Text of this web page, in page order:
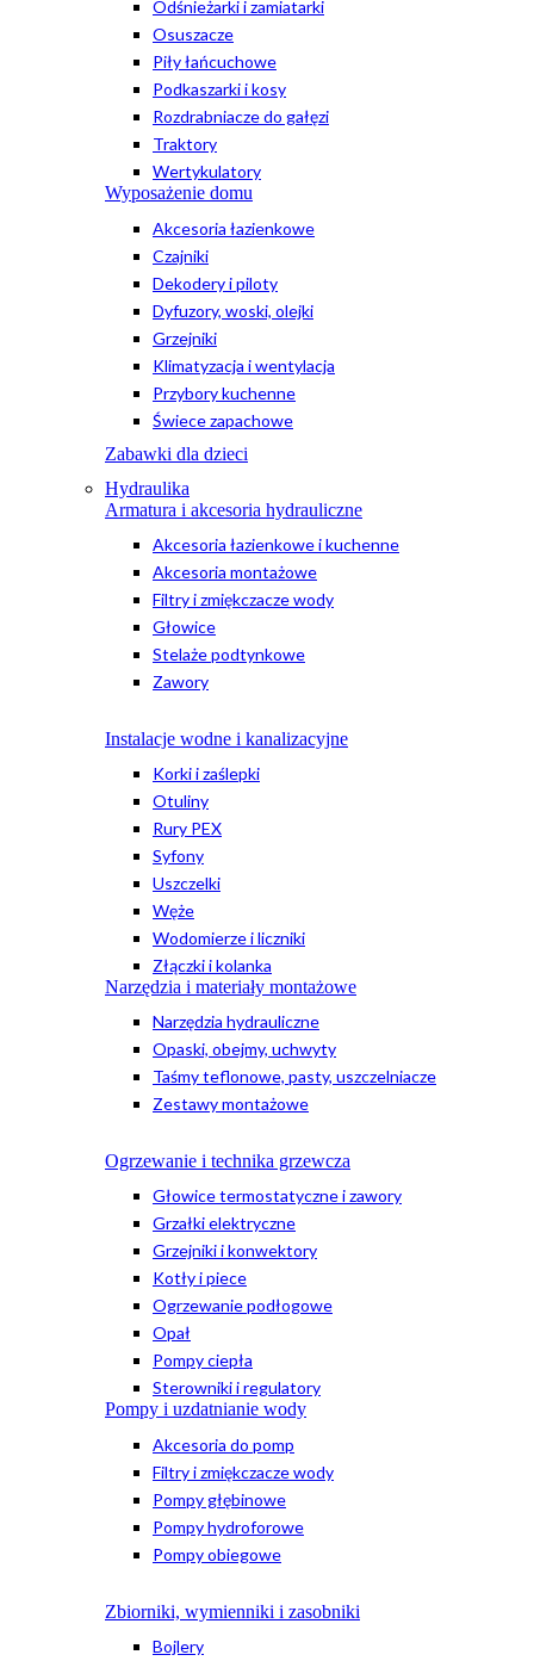
Odśnieżarki i zamiatarki
Osuszacze
Piły łańcuchowe
Podkaszarki i kosy
Rozdrabniacze do gałęzi
Traktory
Wertykulatory
Wyposażenie domu
Akcesoria łazienkowe
Czajniki
Dekodery i piloty
Dyfuzory, woski, olejki
Grzejniki
Klimatyzacja i wentylacja
Przybory kuchenne
Świece zapachowe
Zabawki dla dzieci
Hydraulika
Armatura i akcesoria hydrauliczne
Akcesoria łazienkowe i kuchenne
Akcesoria montażowe
Filtry i zmiękczacze wody
Głowice
Stelaże podtynkowe
Zawory
Instalacje wodne i kanalizacyjne
Korki i zaślepki
Otuliny
Rury PEX
Syfony
Uszczelki
Węże
Wodomierze i liczniki
Złączki i kolanka
Narzędzia i materiały montażowe
Narzędzia hydrauliczne
Opaski, obejmy, uchwyty
Taśmy teflonowe, pasty, uszczelniacze
Zestawy montażowe
Ogrzewanie i technika grzewcza
Głowice termostatyczne i zawory
Grzałki elektryczne
Grzejniki i konwektory
Kotły i piece
Ogrzewanie podłogowe
Opał
Pompy ciepła
Sterowniki i regulatory
Pompy i uzdatnianie wody
Akcesoria do pomp
Filtry i zmiękczacze wody
Pompy głębinowe
Pompy hydroforowe
Pompy obiegowe
Zbiorniki, wymienniki i zasobniki
Bojlery